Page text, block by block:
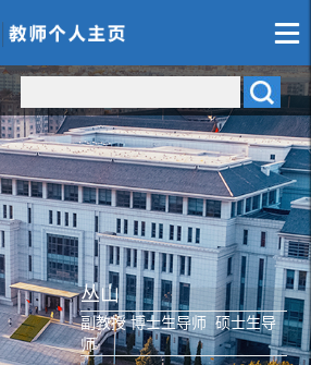
丛山
副教授 博士生导师 硕士生导
师